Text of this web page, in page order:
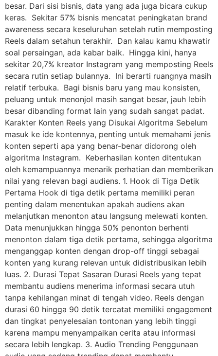
besar. Dari sisi bisnis, data yang ada juga bicara cukup
keras. Sekitar 57% bisnis mencatat peningkatan brand
awareness secara keseluruhan setelah rutin memposting
Reels dalam setahun terakhir. Dan kalau kamu khawatir
soal persaingan, ada kabar baik. Hingga kini, hanya
sekitar 20,7% kreator Instagram yang memposting Reels
secara rutin setiap bulannya. Ini berarti ruangnya masih
relatif terbuka. Bagi bisnis baru yang mau konsisten,
peluang untuk menonjol masih sangat besar, jauh lebih
besar dibanding format lain yang sudah sangat padat.
Karakter Konten Reels yang Disukai Algoritma Sebelum
masuk ke ide kontennya, penting untuk memahami jenis
konten seperti apa yang benar-benar didorong oleh
algoritma Instagram. Keberhasilan konten ditentukan
oleh kemampuannya menarik perhatian dan memberikan
nilai yang relevan bagi audiens. 1. Hook di Tiga Detik
Pertama Hook di tiga detik pertama memiliki peran
penting dalam menentukan apakah audiens akan
melanjutkan menonton atau langsung melewati konten.
Data menunjukkan hingga 50% penonton berhenti
menonton dalam tiga detik pertama, sehingga algoritma
menganggap konten dengan drop-off tinggi sebagai
konten yang kurang relevan untuk didistribusikan lebih
luas. 2. Durasi Tepat Sasaran Durasi Reels yang tepat
membantu audiens menerima informasi secara utuh
tanpa kehilangan minat di tengah video. Reels dengan
durasi 60 hingga 90 detik tercatat memiliki engagement
dan tingkat penyelesaian tontonan yang lebih tinggi
karena mampu menyampaikan cerita atau informasi
secara lebih lengkap. 3. Audio Trending Penggunaan